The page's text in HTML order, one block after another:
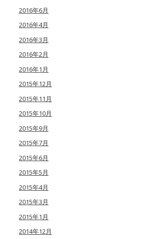
2016年6月
2016年4月
2016年3月
2016年2月
2016年1月
2015年12月
2015年11月
2015年10月
2015年9月
2015年7月
2015年6月
2015年5月
2015年4月
2015年3月
2015年1月
2014年12月